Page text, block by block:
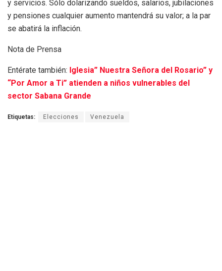
y servicios. Sólo dolarizando sueldos, salarios, jubilaciones
y pensiones cualquier aumento mantendrá su valor; a la par
se abatirá la inflación.
Nota de Prensa
Entérate también: Iglesia” Nuestra Señora del Rosario” y
“Por Amor a Ti” atienden a niños vulnerables del
sector Sabana Grande
Etiquetas: Elecciones Venezuela